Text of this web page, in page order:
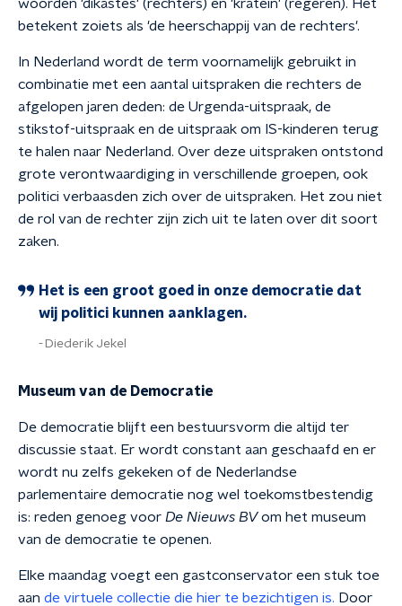
woorden 'dikastes' (rechters) en 'kratein' (regeren). Het
betekent zoiets als 'de heerschappij van de rechters'.
In Nederland wordt de term voornamelijk gebruikt in
combinatie met een aantal uitspraken die rechters de
afgelopen jaren deden: de Urgenda-uitspraak, de
stikstof-uitspraak en de uitspraak om IS-kinderen terug
te halen naar Nederland. Over deze uitspraken ontstond
grote verontwaardiging in verschillende groepen, ook
politici verbaasden zich over de uitspraken. Het zou niet
de rol van de rechter zijn zich uit te laten over dit soort
zaken.
Het is een groot goed in onze democratie dat
wij politici kunnen aanklagen.
Diederik Jekel
Museum van de Democratie
De democratie blijft een bestuursvorm die altijd ter
discussie staat. Er wordt constant aan geschaafd en er
wordt nu zelfs gekeken of de Nederlandse
parlementaire democratie nog wel toekomstbestendig
is: reden genoeg voor De Nieuws BVom het museum
van de democratie te openen.
Elke maandag voegt een gastconservator een stuk toe
aan de virtuele collectie die hier te bezichtigen is. Door